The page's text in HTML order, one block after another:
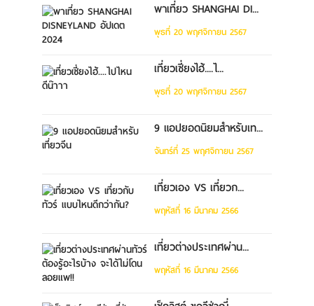
พาเที่ยว SHANGHAI DI...
พุธที่ 20 พฤศจิกายน 2567
เที่ยวเซี่ยงไฮ้....ไ...
พุธที่ 20 พฤศจิกายน 2567
9 แอปยอดนิยมสำหรับเท...
จันทร์ที่ 25 พฤศจิกายน 2567
เที่ยวเอง VS เที่ยวก...
พฤหัสที่ 16 มีนาคม 2566
เที่ยวต่างประเทศผ่าน...
พฤหัสที่ 16 มีนาคม 2566